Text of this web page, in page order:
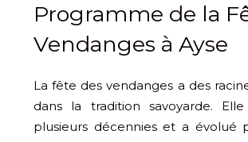
Programme de la
Vendanges à Ayse
La fête des vendanges a des
dans la tradition savoyarde.
plusieurs décennies et a évolué